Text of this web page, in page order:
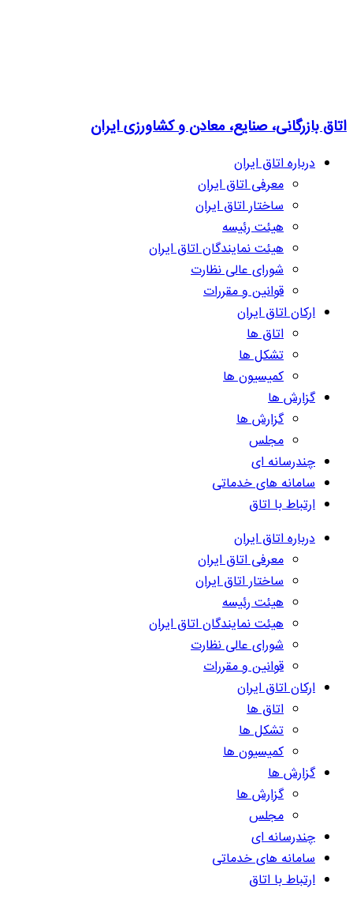
اتاق بازرگانی، صنایع، معادن و کشاورزی ایران
درباره اتاق ایران
معرفی اتاق ایران
ساختار اتاق ایران
هیئت رئیسه
هیئت نمایندگان اتاق ایران
شورای عالی نظارت
قوانین و مقررات
ارکان اتاق ایران
اتاق ها
تشکل ها
کمیسیون ها
گزارش ها
گزارش ها
مجلس
چندرسانه ای
سامانه های خدماتی
ارتباط با اتاق
درباره اتاق ایران
معرفی اتاق ایران
ساختار اتاق ایران
هیئت رئیسه
هیئت نمایندگان اتاق ایران
شورای عالی نظارت
قوانین و مقررات
ارکان اتاق ایران
اتاق ها
تشکل ها
کمیسیون ها
گزارش ها
گزارش ها
مجلس
چندرسانه ای
سامانه های خدماتی
ارتباط با اتاق